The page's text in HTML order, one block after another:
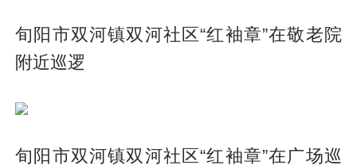
旬阳市双河镇双河社区“红袖章”在敬老院
附近巡逻
旬阳市双河镇双河社区“红袖章”在广场巡